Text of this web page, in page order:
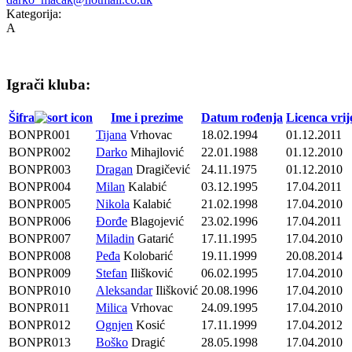
Kategorija:
A
Igrači kluba:
Šifra Ime i prezime Datum rođenja Licenca
BONPR001
Tijana Vrhovac 18.02.1994
01.12.2011
BONPR002
Darko Mihajlović 22.01.1988
01.12.2010
BONPR003
Dragan Dragičević 24.11.1975
01.12.2010
BONPR004
Milan Kalabić 03.12.1995
17.04.2011
BONPR005
Nikola Kalabić 21.02.1998
17.04.2010
BONPR006
Đorđe Blagojević 23.02.1996
17.04.2011
BONPR007
Miladin Gatarić 17.11.1995
17.04.2010
BONPR008
Peđa Kolobarić 19.11.1999
20.08.2014
BONPR009
Stefan Ilišković 06.02.1995
17.04.2010
BONPR010
AleksandarIlišković 20.08.1996
17.04.2010
BONPR011
Milica Vrhovac 24.09.1995
17.04.2010
BONPR012
Ognjen Kosić 17.11.1999
17.04.2012
BONPR013
Boško Dragić 28.05.1998
17.04.2010